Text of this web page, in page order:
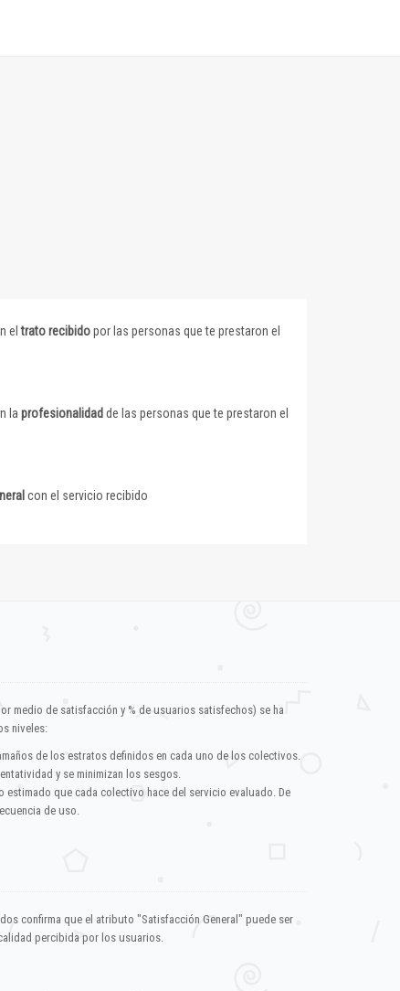
eltrato recibidopor las personas que te prestaron el
la profesionalidad de las personas que te prestaron el
con el servicio recibido
medio de satisfacción y % de usuarios satisfechos) se ha
niveles:
de los estratos definidos en cada uno de los colectivos.
y se minimizan los sesgos.
estimado que cada colectivo hace del servicio evaluado. De
de uso.
confirma que el atributo "Satisfacción General" puede ser
percibida por los usuarios.